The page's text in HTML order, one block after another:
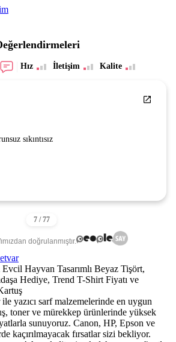
Hız İletişim Kalite
sıkıntısız
doğrulanmıştır.
yazıcı sarf malzemelerinde en uygun
toner ve mürekkep ürünlerinde yüksek
sunuyoruz. Canon, HP, Epson ve
kaçırılmayacak fırsatlar sizi bekliyor.